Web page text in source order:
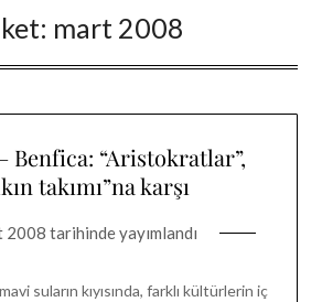
mart 2008
Benfica: “Aristokratlar”,
takımı”na karşı
2008 tarihinde yayımlandı
suların kıyısında, farklı kültürlerin iç